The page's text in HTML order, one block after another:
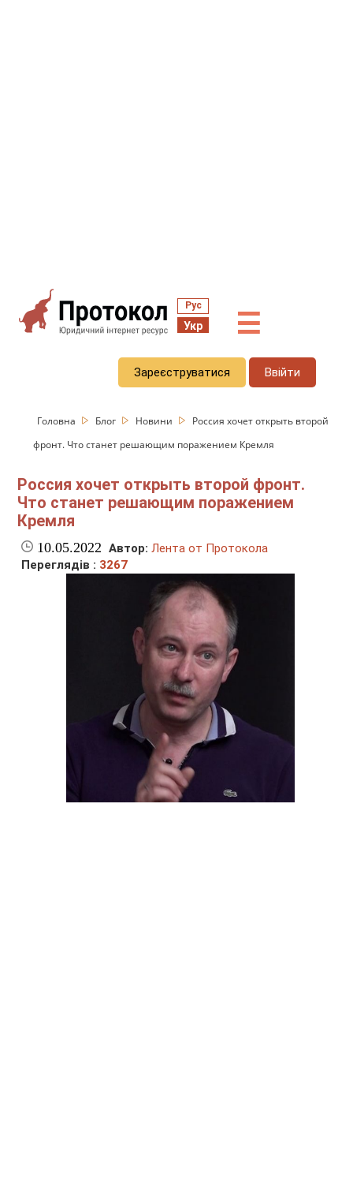
Рус
Укр ☰
Зареєструватися Ввійти
Головна Блог Новини
Россия хочет открыть второй
фронт. Что станет решающим поражением Кремля
Россия хочет открыть второй фронт.
Что станет решающим поражением
Кремля
10.05.2022 Автор: Лента от Протокола
Переглядів : 3267